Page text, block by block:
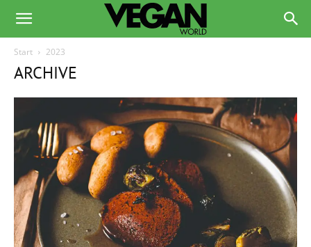
Start 2023
ARCHIVE